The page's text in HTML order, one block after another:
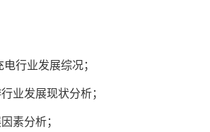
行业发展综况；
业发展现状分析；
素分析；